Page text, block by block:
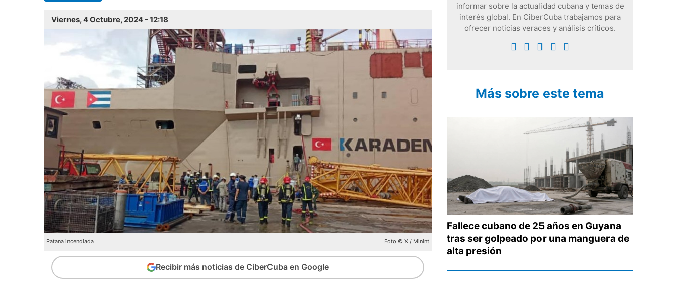
Viernes, 4 Octubre, 2024 - 12:18
Patana incendiada Foto © X / Minint
Recibir más noticias de CiberCuba en Google
informar sobre la actualidad cubana y temas de
interés global. En CiberCuba trabajamos para
ofrecer noticias veraces y análisis críticos.
Más sobre este tema
Fallece cubano de 25 años en Guyana
tras ser golpeado por una manguera de
alta presión